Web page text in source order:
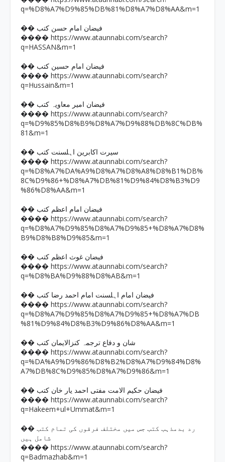
q=%D8%A7%D9%85%DB%81%D8%A7%D8%AA&m=1
�� فیضان امام حسن کتب
���� https://www.ataunnabi.com/search?
q=HASSAN&m=1
�� فیضان امام حسین کتب
���� https://www.ataunnabi.com/search?
q=Hussain&m=1
�� فیضان امیر معاویہ کتب
���� https://www.ataunnabi.com/search?
q=%D9%85%D8%B9%D8%A7%D9%88%DB%8C%DB%
81&m=1
�� سیرت اکابرین اہلسنت کتب
���� https://www.ataunnabi.com/search?
q=%D8%A7%DA%A9%D8%A7%D8%A8%D8%B1%DB%
8C%D9%86+%D8%A7%DB%81%D9%84%D8%B3%D9
%86%D8%AA&m=1
�� فیضان امام اعظم کتب
���� https://www.ataunnabi.com/search?
q=%D8%A7%D9%85%D8%A7%D9%85+%D8%A7%D8%
B9%D8%B8%D9%85&m=1
�� فیضان غوث اعظم کتب
���� https://www.ataunnabi.com/search?
q=%D8%BA%D9%88%D8%AB&m=1
�� فیضان امام اہلسنت امام احمد رضا کتب
���� https://www.ataunnabi.com/search?
q=%D8%A7%D9%85%D8%A7%D9%85+%D8%A7%DB
%81%D9%84%D8%B3%D9%86%D8%AA&m=1
�� شان و دفاع ترجمہ کنزالایمان کتب
���� https://www.ataunnabi.com/search?
q=%DA%A9%D9%86%D8%B2%D8%A7%D9%84%D8%
A7%DB%8C%D9%85%D8%A7%D9%86&m=1
�� فیضان حکیم الامت مفتی احمد یار خان کتب
���� https://www.ataunnabi.com/search?
q=Hakeem+ul+Ummat&m=1
�� رد بدمذہب کتب جس میں مختلف فرقوں کی تمام کتب
شامل ہیں
���� https://www.ataunnabi.com/search?
q=Badmazhab&m=1